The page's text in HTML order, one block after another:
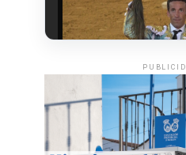
6º DÍA DE LAS
2026
·Huelvatv